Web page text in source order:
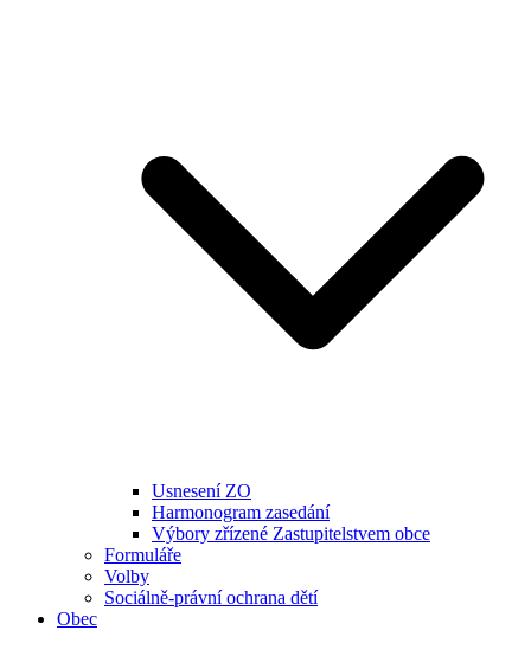
Usnesení ZO
Harmonogram zasedání
Výbory zřízené Zastupitelstvem obce
Formuláře
Volby
Sociálně-právní ochrana dětí
Obec